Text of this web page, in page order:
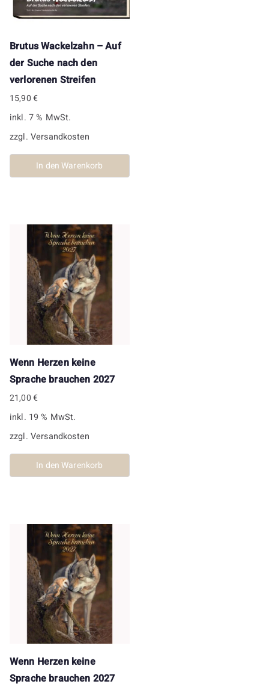
Brutus Wackelzahn – Auf
der Suche nach den
verlorenen Streifen
15,90€
inkl. 7 % MwSt.
zzgl. Versandkosten
In den Warenkorb
Wenn Herzen keine
Sprache brauchen 2027
21,00€
inkl. 19 % MwSt.
zzgl. Versandkosten
In den Warenkorb
Wenn Herzen keine
Sprache brauchen 2027